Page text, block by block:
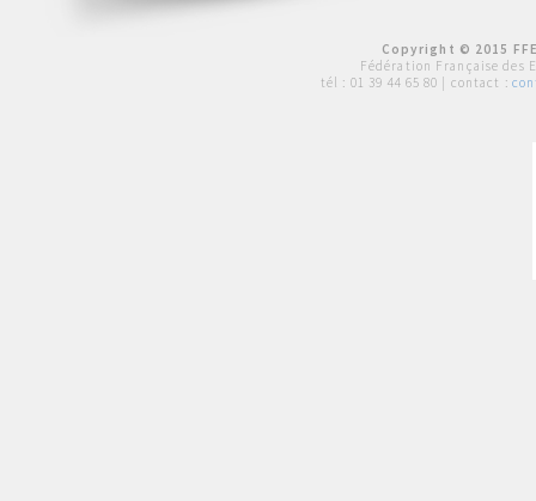
Copyright © 2015
Fédération Française des
tél : 01 39 44 65 80 | contact :